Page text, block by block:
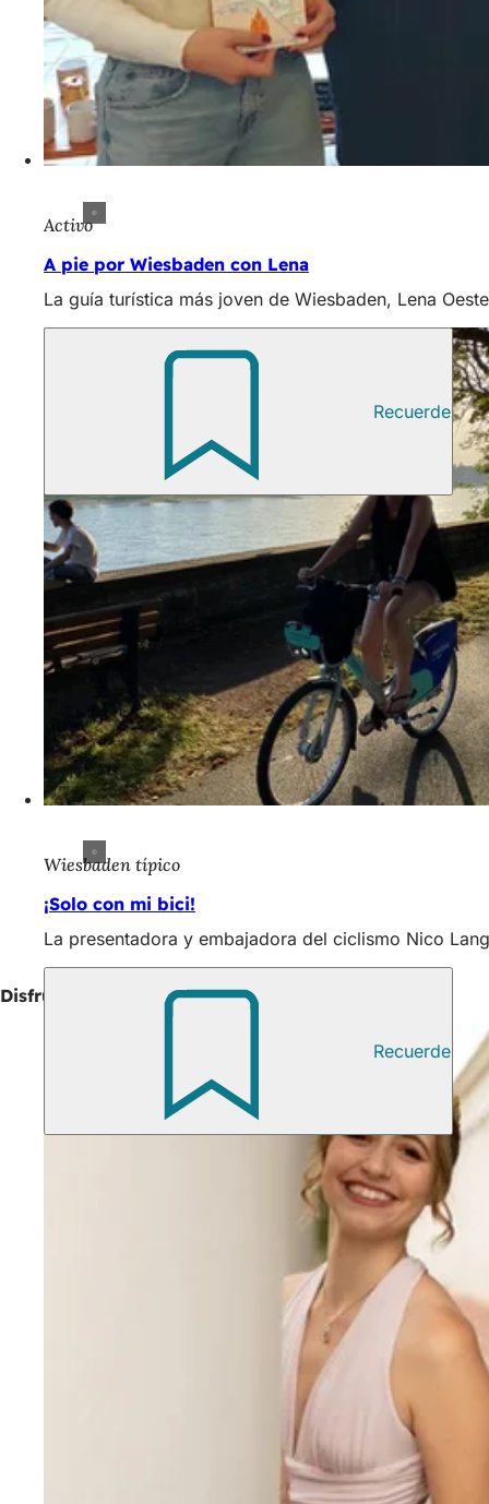
Activo
A pie por Wiesbaden con Lena
La guía turística más joven de Wiesbaden, Lena
Recuerde
Wiesbaden típico
¡Solo con mi bici!
La presentadora y embajadora del ciclismo Nico
Recuerde
Disfruta de Wiesbaden